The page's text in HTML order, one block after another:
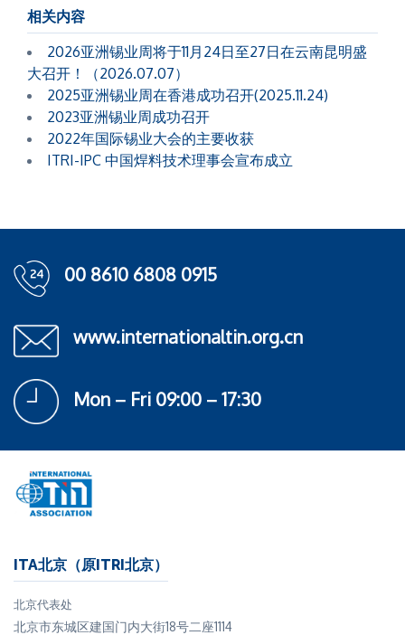
相关内容
2026亚洲锡业周将于11月24日至27日在云南昆明盛
大召开！（2026.07.07）
2025亚洲锡业周在香港成功召开(2025.11.24)
2023亚洲锡业周成功召开
2022年国际锡业大会的主要收获
ITRI-IPC 中国焊料技术理事会宣布成立
00 8610 6808 0915
www.internationaltin.org.cn
Mon – Fri 09:00 – 17:30
ITA北京（原ITRI北京）
北京代表处
北京市东城区建国门内大街18号二座1114